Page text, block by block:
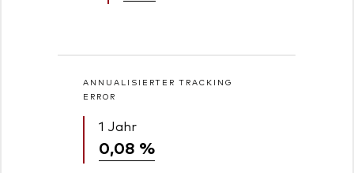
ANNUALISIERTER TRACKING
ERROR
1 Jahr
0,08 %